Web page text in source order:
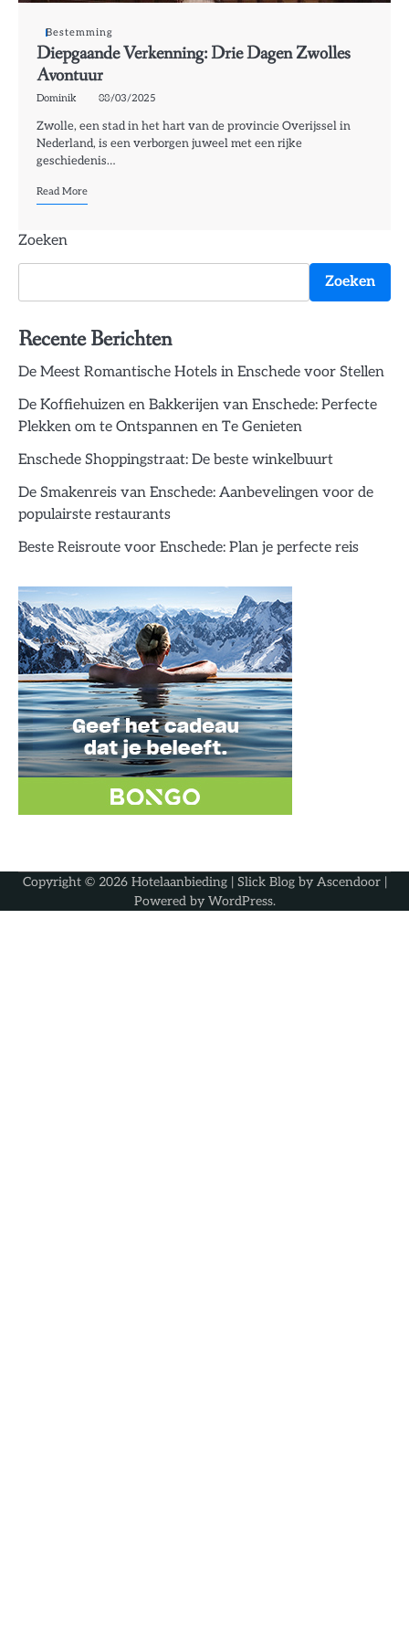
Bestemming
Diepgaande Verkenning: Drie Dagen Zwolles
Avontuur
Dominik 08/03/2025
Zwolle, een stad in het hart van de provincie Overijssel in
Nederland, is een verborgen juweel met een rijke
geschiedenis…
Read More
Zoeken
Zoeken
Recente Berichten
De Meest Romantische Hotels in Enschede voor Stellen
De Koffiehuizen en Bakkerijen van Enschede: Perfecte
Plekken om te Ontspannen en Te Genieten
Enschede Shoppingstraat: De beste winkelbuurt
De Smakenreis van Enschede: Aanbevelingen voor de
populairste restaurants
Beste Reisroute voor Enschede: Plan je perfecte reis
Copyright © 2026 Hotelaanbieding| Slick Blog by Ascendoor|
Powered by WordPress.